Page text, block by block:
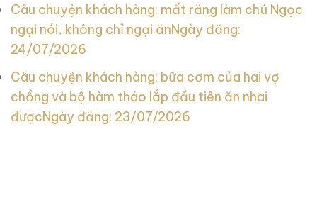
Câu chuyện khách hàng: mất răng làm chú Ngọc
ngại nói, không chỉ ngại ănNgày đăng:
24/07/2026
Câu chuyện khách hàng: bữa cơm của hai vợ
chồng và bộ hàm tháo lắp đầu tiên ăn nhai
đượcNgày đăng: 23/07/2026